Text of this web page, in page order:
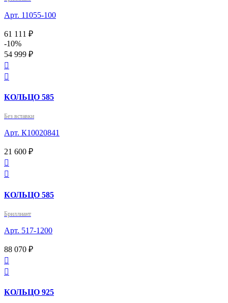
Арт. 11055-100
61 111 ₽
-10%
54 999 ₽


КОЛЬЦО 585
Без вставки
Арт. К10020841
21 600 ₽


КОЛЬЦО 585
Бриллиант
Арт. 517-1200
88 070 ₽


КОЛЬЦО 925